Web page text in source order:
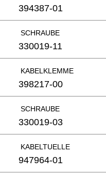
394387-01
SCHRAUBE
330019-11
KABELKLEMME
398217-00
SCHRAUBE
330019-03
KABELTUELLE
947964-01